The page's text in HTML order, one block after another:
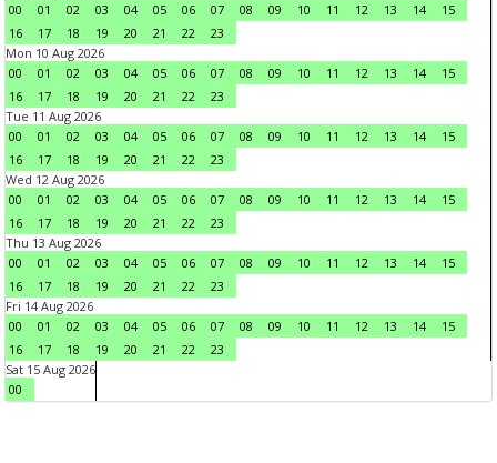
00
01 02 03 04 05 06 07 08 09 10 11 12 13 14
15
16
17 18 19 20 21 22
23
Mon 10 Aug 2026
00
01 02 03 04 05 06 07 08 09 10 11 12 13 14
15
16
17 18 19 20 21 22
23
Tue 11 Aug 2026
00
01 02 03 04 05 06 07 08 09 10 11 12 13 14
15
16
17 18 19 20 21 22
23
Wed 12 Aug 2026
00
01 02 03 04 05 06 07 08 09 10 11 12 13 14
15
16
17 18 19 20 21 22
23
Thu 13 Aug 2026
00
01 02 03 04 05 06 07 08 09 10 11 12 13 14
15
16
17 18 19 20 21 22
23
Fri 14 Aug 2026
00
01 02 03 04 05 06 07 08 09 10 11 12 13 14
15
16
17 18 19 20 21 22
23
Sat 15 Aug 2026
00